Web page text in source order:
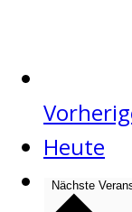
Heute
Nächste